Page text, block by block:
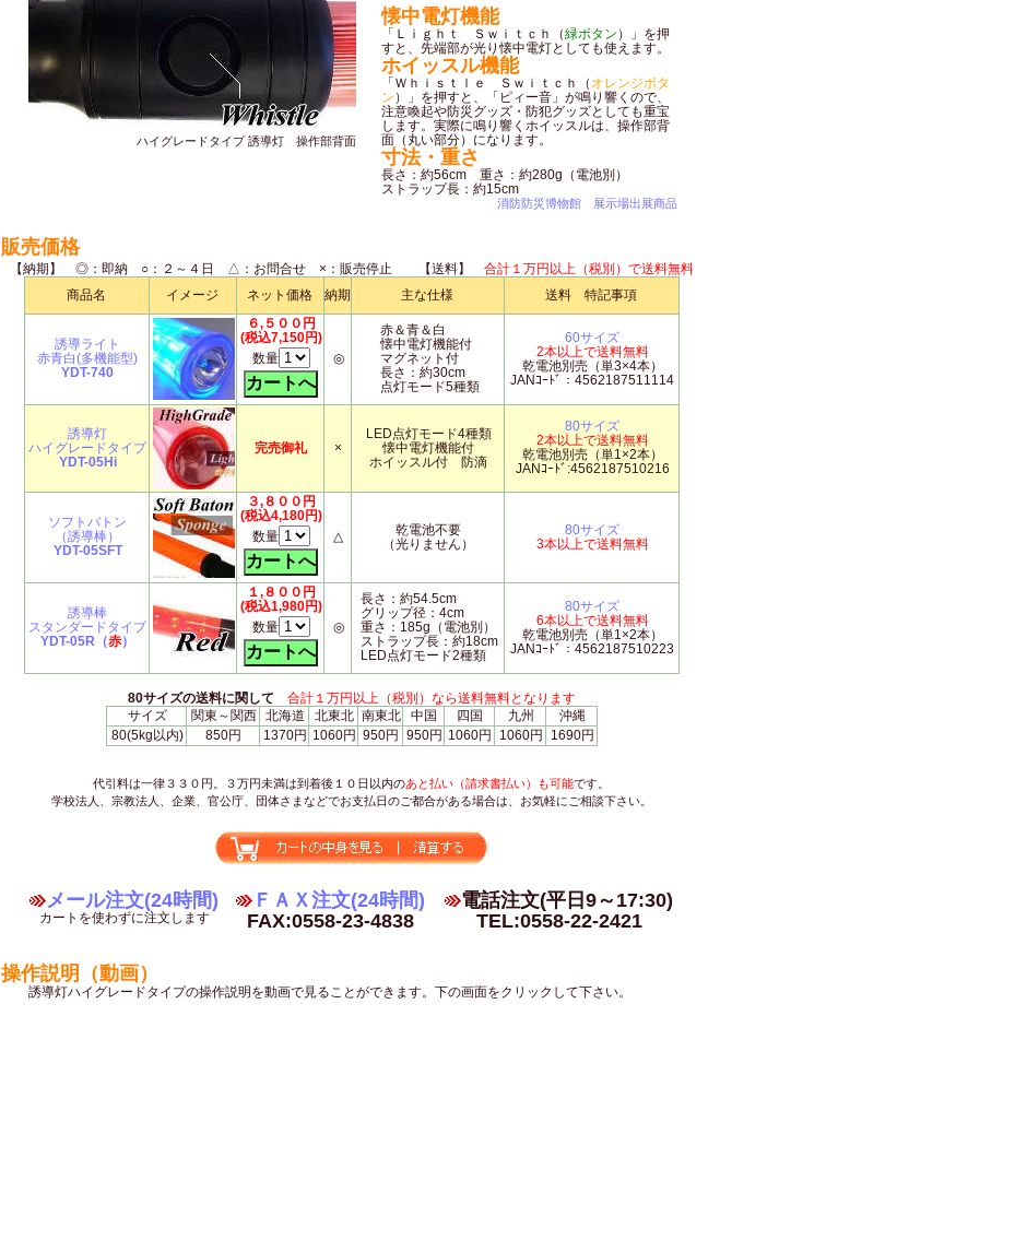
ハイグレードタイプ 誘導灯 操作部背面
懐中電灯機能
「Ｌｉｇｈｔ Ｓｗｉｔｃｈ（緑ボタン ）」を押
すと、先端部が光り懐中電灯としても使えます。
ホイッスル機能
「Ｗｈｉｓｔｌｅ Ｓｗｉｔｃｈ（ オレンジボタ
ン ）」を押すと、「ピィー音」が鳴り響くので、
注意喚起や防災グッズ・防犯グッズとしても重宝
します。実際に鳴り響くホイッスルは、操作部背
面（丸い部分）になります。
寸法・重さ
長さ：約56cm 重さ：約280g（電池別）
ストラップ長：約15cm
消防防災博物館 展示場出展商品
販売価格
【納期】 ◎：即納 ○：２～４日 △：お問合せ ×：販売停止 【送料】 合計１万円以上（税別）で送料無料
商品名
イメージ ネット価格 納期 主な仕様 送料 特記事項
誘導ライト
赤青白(多機能型)
YDT-740
６,５００円
(税込7,150円)
数量
◎
赤＆青＆白
懐中電灯機能付
マグネット付
長さ：約30cm
点灯モード5種類
60サイズ
2本以上で送料無料
乾電池別売（単3×4本）
JANｺｰﾄﾞ：4562187511114
誘導灯
ハイグレードタイプ
YDT-05Hi
完売御礼 ×
LED点灯モード4種類
懐中電灯機能付
ホイッスル付 防滴
80サイズ
2本以上で送料無料
乾電池別売（単1×2本）
JANｺｰﾄﾞ:4562187510216
ソフトバトン
（誘導棒）
YDT-05SFT
３,８００円
(税込4,180円)
数量
△
乾電池不要
（光りません）
80サイズ
3本以上で送料無料
誘導棒
スタンダードタイプ
YDT-05R（赤）
１,８００円
(税込1,980円)
数量
◎
長さ：約54.5cm
グリップ径：4cm
重さ：185g（電池別）
ストラップ長：約18cm
LED点灯モード2種類
80サイズ
6本以上で送料無料
乾電池別売（単1×2本）
JANｺｰﾄﾞ：4562187510223
80サイズの送料に関して
合計１万円以上（税別）なら送料無料となります
サイズ
関東～関西 北海道 北東北 南東北 中国 四国 九州
沖縄
80(5kg以内)
850円 1370円 1060円 950円 950円 1060円 1060円 1690円
代引料は一律３３０円。３万円未満は到着後１０日以内のあと払い（請求書払い）も可能です。
学校法人、宗教法人、企業、官公庁、団体さまなどでお支払日のご都合がある場合は、お気軽にご相談下さい。
メール注文(24時間)
カートを使わずに注文します
ＦＡＸ注文(24時間)
FAX:0558-23-4838
電話注文(平日9～17:30)
TEL:0558-22-2421
操作説明（動画）
誘導灯ハイグレードタイプの操作説明を動画で見ることができます。下の画面をクリックして下さい。